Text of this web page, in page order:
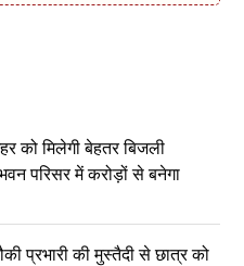
को मिलेगी बेहतर बिजली
परिसर में करोड़ों से बनेगा
प्रभारी की मुस्तैदी से छात्र को